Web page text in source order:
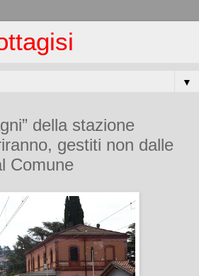
▼
della stazione
gestiti non dalle
Comune